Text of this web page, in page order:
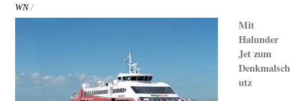
WN /
Mit
Halunder
Jet zum
Denkmalsch
utz